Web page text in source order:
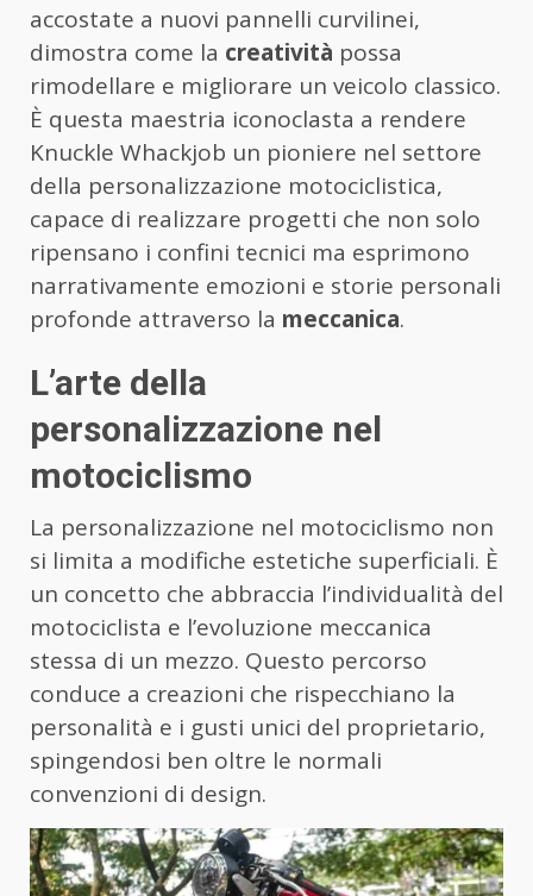
accostate a nuovi pannelli curvilinei,
dimostra come la creatività possa
rimodellare e migliorare un veicolo classico.
È questa maestria iconoclasta a rendere
Knuckle Whackjob un pioniere nel settore
della personalizzazione motociclistica,
capace di realizzare progetti che non solo
ripensano i confini tecnici ma esprimono
narrativamente emozioni e storie personali
profonde attraverso la meccanica.
L’arte della
personalizzazione nel
motociclismo
La personalizzazione nel motociclismo non
si limita a modifiche estetiche superficiali. È
un concetto che abbraccia l’individualità del
motociclista e l’evoluzione meccanica
stessa di un mezzo. Questo percorso
conduce a creazioni che rispecchiano la
personalità e i gusti unici del proprietario,
spingendosi ben oltre le normali
convenzioni di design.